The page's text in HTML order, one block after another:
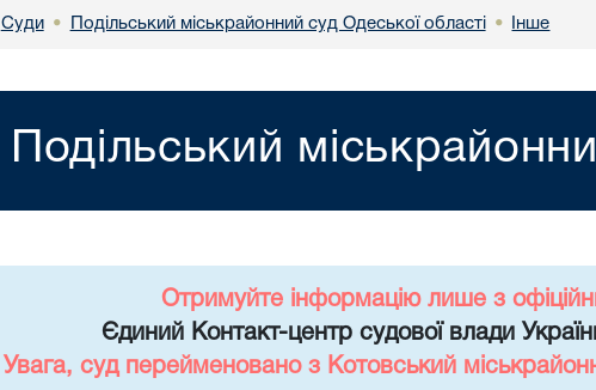
Суди • Подільський міськрайонний суд Одеської області • Інше
Подільський
Отримуйте інформацію лише з
Єдиний Контакт-центр судової влади
Увага, суд перейменовано з Котовський